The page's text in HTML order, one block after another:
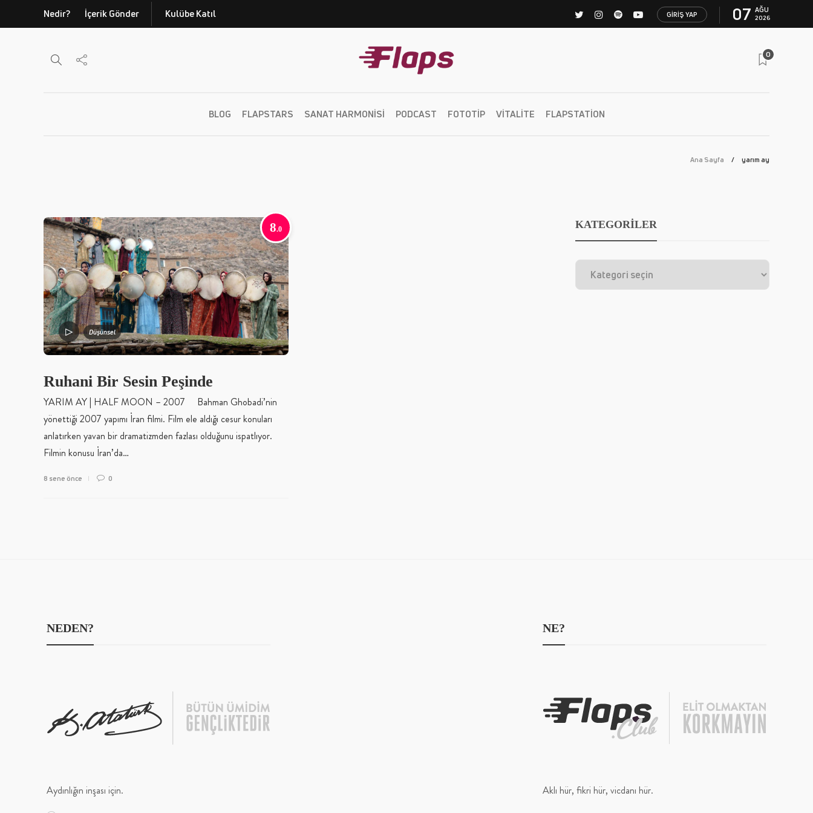
Nedir? İçerik Gönder Kulübe Katıl GIRIŞ YAP 07 AĞU
2026
0
BLOG FLAPSTARS SANAT HARMONISI PODCAST FOTOTIP VITALITE FLAPSTATION
Ana Sayfa yarım ay
8.0
Düşünsel
Ruhani Bir Sesin Peşinde
YARIM AY | HALF MOON – 2007 Bahman Ghobadi’nin
yönettiği 2007 yapımı İran filmi. Film ele aldığı cesur konuları
anlatırken yavan bir dramatizmden fazlası olduğunu ispatlıyor.
Filmin konusu İran’da…
8 sene önce 0
KATEGORİLER
NEDEN?
Aydınlığın inşası için.
NE?
Aklı hür, fikri hür, vicdanı hür.